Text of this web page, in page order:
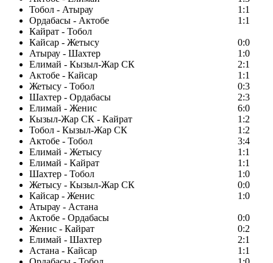
Тобол - Атырау
1:1
Ордабасы - Актобе
1:1
Кайрат - Тобол
Кайсар - Жетысу
0:0
Атырау - Шахтер
1:0
Елимай - Кызыл-Жар СК
2:1
Актобе - Кайсар
1:1
Жетысу - Тобол
0:3
Шахтер - Ордабасы
2:3
Елимай - Женис
6:0
Кызыл-Жар СК - Кайрат
1:2
Тобол - Кызыл-Жар СК
1:2
Актобе - Тобол
3:4
Елимай - Жетысу
1:1
Елимай - Кайрат
1:1
Шахтер - Тобол
1:0
Жетысу - Кызыл-Жар СК
0:0
Кайсар - Женис
1:0
Атырау - Астана
Актобе - Ордабасы
0:0
Женис - Кайрат
0:2
Елимай - Шахтер
2:1
Астана - Кайсар
1:1